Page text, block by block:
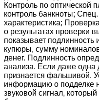
Контроль по оптической
контроль банкноты;
характеристика;
о результатах проверки
показывает
купюры, сумму
денег. Подлинность
анализа. Если даже одна
признается фальшивой.
информацию о подделке
звуковой сигнал,